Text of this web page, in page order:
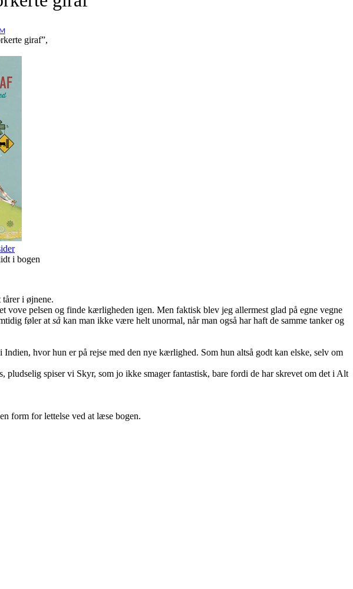
giraf”,
i bogen
i øjnene.
vove pelsen og finde kærligheden igen. Men faktisk blev jeg allermest glad på egne vegne
føler atså kan man ikke være helt unormal, når man også har haft de samme tanker og
hvor hun er på rejse med den nye kærlighed. Som hun altså godt kan elske, selv om
pludselig spiser vi Skyr, som jo ikke smager fantastisk, bare fordi de har skrevet om det i Alt
form for lettelse ved at læse bogen.